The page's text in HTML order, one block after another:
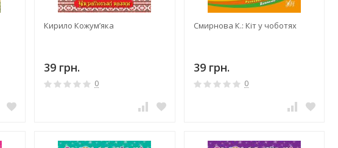
Кирило Кожум’яка
39 грн.
0
Смирнова К.: Кіт у чоботях
39 грн.
0